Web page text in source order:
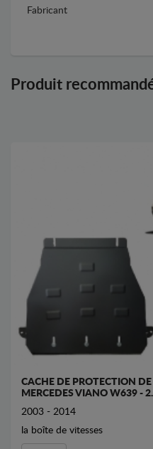
Fabricant
Produit
CACHE DE PROTECTION
MERCEDES VIANO W639 -
2003 - 2014
la boîte de vitesses